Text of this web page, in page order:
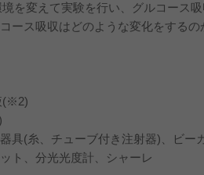
を変えて実験を行い、グルコース
ース吸収はどのような変化をするの
(※2)
(糸、チューブ付き注射器)、ビーカ
ト、分光光度計、シャーレ